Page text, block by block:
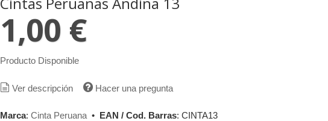
1,00 €
Producto Disponible
Ver descripción Hacer una pregunta
Marca: Cinta Peruana• EAN / Cod. Barras: CINTA13